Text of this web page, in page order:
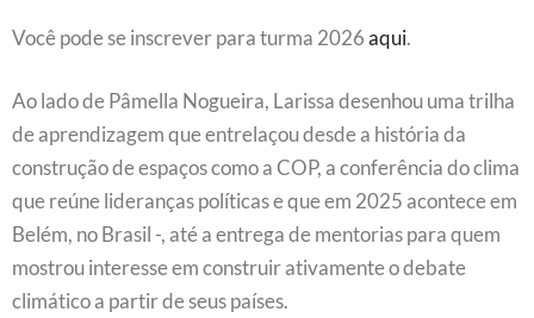
Você pode se inscrever para turma 2026aqui.
Ao lado de Pâmella Nogueira, Larissa desenhou uma trilha
de aprendizagem que entrelaçou desde a história da
construção de espaços como a COP, a conferência do clima
que reúne lideranças políticas e que em 2025 acontece em
Belém, no Brasil -, até a entrega de mentorias para quem
mostrou interesse em construir ativamente o debate
climático a partir de seus países.